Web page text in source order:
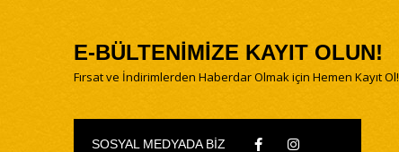
E-BÜLTENİMİZE KAYIT OLUN!
Fırsat ve İndirimlerden Haberdar Olmak için Hemen Kayıt Ol!
SOSYAL MEDYADA BİZ